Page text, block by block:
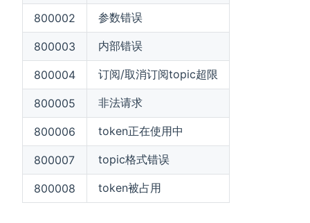
800002 参数错误
800003 内部错误
800004 订阅/取消订阅topic超限
800005 非法请求
800006 token正在使用中
800007 topic格式错误
800008 token被占用